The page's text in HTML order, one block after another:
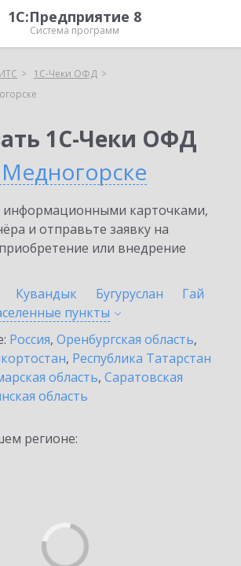
1С:Предприятие 8
Система программ
1С-Чеки ОФД
1С-Чеки ОФД
информационными карточками,
и отправьте заявку на
или внедрение
Кувандык Бугуруслан
Гай
пункты
Россия, Оренбургская область,
, Республика Татарстан
область, Саратовская
область
регионе: